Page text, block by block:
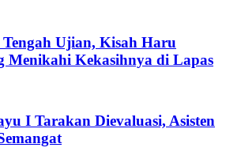
Ujian, Kisah Haru
Menikahi Kekasihnya di Lapas
I Tarakan Dievaluasi, Asisten